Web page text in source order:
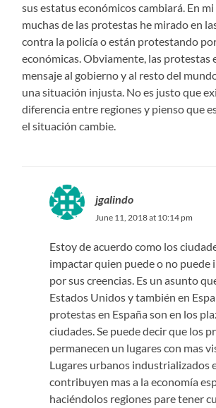
sus estatus económicos cambiará. En
muchas de las protestas he mirado en
contra la policía o están protestando
económicas. Obviamente, las protestas
mensaje al gobierno y al resto del
una situación injusta. No es justo que
diferencia entre regiones y pienso que
el situación cambie.
jgalindo
June 11, 2018 at 10:14 pm
Estoy de acuerdo como los
impactar quien puede o no puede
por sus creencias. Es un asunto
Estados Unidos y también en
protestas en España son en los
ciudades. Se puede decir que los
permanecen un lugares con mas
Lugares urbanos industrializados
contribuyen mas a la economía
haciéndolos regiones pare tener